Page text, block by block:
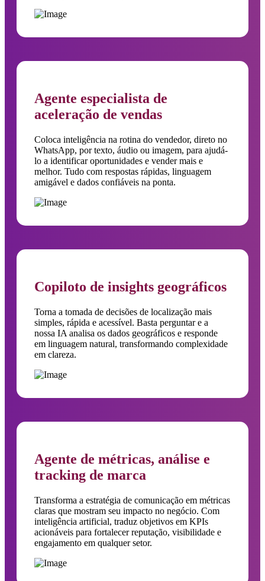
Agente especialista de
aceleração de vendas
Coloca inteligência na rotina do vendedor, direto no
WhatsApp, por texto, áudio ou imagem, para ajudá-
lo a identificar oportunidades e vender mais e
melhor. Tudo com respostas rápidas, linguagem
amigável e dados confiáveis na ponta.
Copiloto de insights geográficos
Torna a tomada de decisões de localização mais
simples, rápida e acessível. Basta perguntar e a
nossa IA analisa os dados geográficos e responde
em linguagem natural, transformando complexidade
em clareza.
Agente de métricas, análise e
tracking de marca
Transforma a estratégia de comunicação em métricas
claras que mostram seu impacto no negócio. Com
inteligência artificial, traduz objetivos em KPIs
acionáveis para fortalecer reputação, visibilidade e
engajamento em qualquer setor.